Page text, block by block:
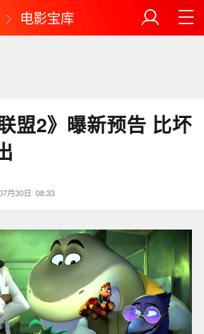
电影宝库
盟2》曝新预告 比坏
月30日 08:33